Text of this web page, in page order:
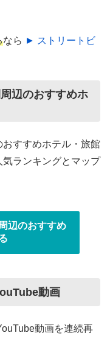
なら ► ストリートビ
辺のおすすめホ
すすめホテル・旅館
ランキングとマップ
辺のおすすめ
動画
動画を連続再